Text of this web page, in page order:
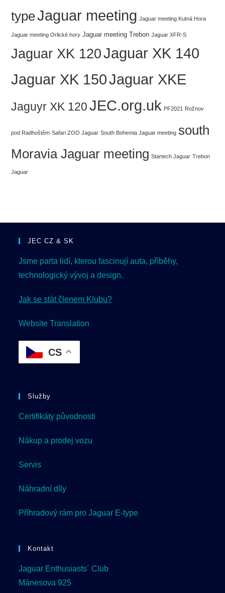
typeJaguar meeting Jaguar meeting Kutná Hora
Jaguar meeting Orlické hory Jaguar meeting Trebon Jaguar XFR-S
Jaguar XK 120Jaguar XK 140
Jaguar XK 150Jaguar XKE
Jaguyr XK 120 JEC.org.uk PF2021 Rožnov
pod Radhoštěm Safari ZOO Jaguar South Bohemia Jaguar meeting south
Moravia Jaguar meeting Startech Jaguar Trebon
Jaguar
JEC CZ & SK
Jsme parta lidí, kterou fascinují auta, příběhy,
technologický vývoj a design.
Jak se stát členem Klubu?
Website Translation
CS
Služby
Certifikáty původnosti
Nákup a prodej vozu
Servis
Náhradní díly
Příhradový rám pro Jaguar E-type
Kontakt
Jaguar Enthusiasts´ Club
Mánesova 925